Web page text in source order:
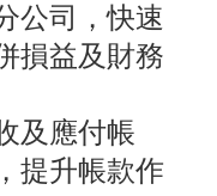
公司，快速
損益及財務
及應付帳
提升帳款作